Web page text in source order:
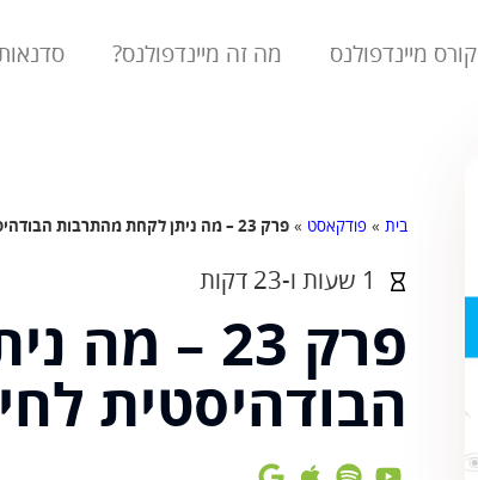
קורס מיינדפולנס מה זה מיינדפולנס?
בית» פודקאסט » פרק 23 – מה ניתן לקחת מהתרבות הבודהיסטית לחיינו עם דר אסף פדרמן
1 שעות ו-23 דקות
פרק 23 –
הבודהיסטית